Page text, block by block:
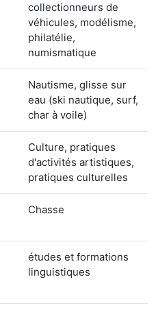
collectionneurs de
véhicules, modélisme,
philatélie,
numismatique
Nautisme, glisse sur
eau (ski nautique, surf,
char à voile)
Culture, pratiques
d'activités artistiques,
pratiques culturelles
Chasse
études et formations
linguistiques